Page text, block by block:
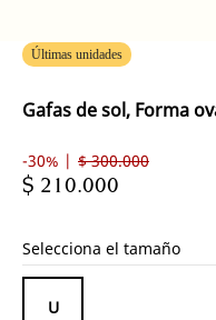
Últimas unidades
Gafas de sol, Forma
-30% | $ 300.000
$ 210.000
Selecciona el tamaño